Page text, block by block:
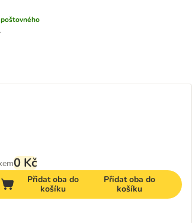
0 Kč
Přidat oba do
košíku
Přidat oba do
košíku